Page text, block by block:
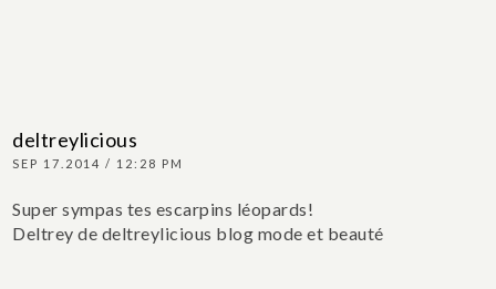
deltreylicious
SEP 17.2014 / 12:28 PM
Super sympas tes escarpins léopards!
Deltrey de deltreylicious blog mode et beauté